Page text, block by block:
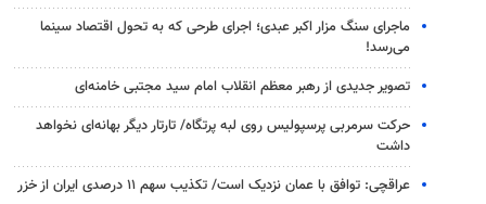
ماجرای سنگ مزار اکبر عبدی؛ اجرای طرحی که به تحول اقتصاد سینما
می‌رسد!
تصویر جدیدی از رهبر معظم انقلاب امام سید مجتبی خامنه‌ای
حرکت سرمربی پرسپولیس روی لبه پرتگاه/ تارتار دیگر بهانه‌ای نخواهد
داشت
عراقچی: توافق با عمان نزدیک است/ تکذیب سهم ۱۱ درصدی ایران از خزر